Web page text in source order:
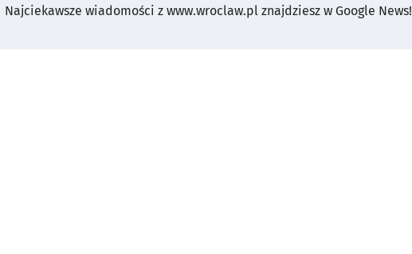
Najciekawsze wiadomości z www.wroclaw.pl znajdziesz w Google News!